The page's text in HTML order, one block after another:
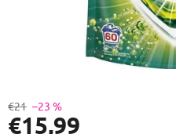
€21 –23 %
€15,99